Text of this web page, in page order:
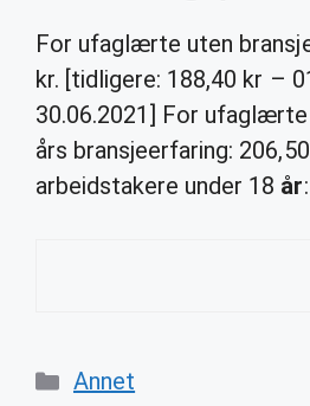
For ufaglærte uten
kr. [tidligere: 188,40 kr –
30.06.2021] For
års bransjeerfaring:
arbeidstakere under 18 år
Categories
Annet